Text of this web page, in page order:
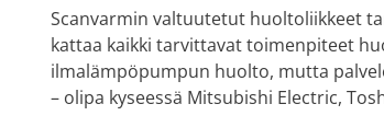
Scanvarmin valtuutetut huoltoliikkeet
kattaa kaikki tarvittavat toimenpiteet
ilmalämpöpumpun huolto, mutta
– olipa kyseessä Mitsubishi Electric,